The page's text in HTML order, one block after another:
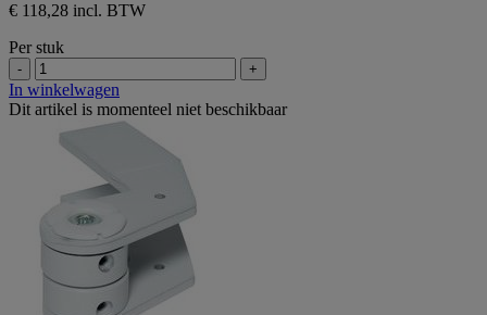
€ 118,28 incl. BTW
Per stuk
- +
In winkelwagen
Dit artikel is momenteel niet beschikbaar